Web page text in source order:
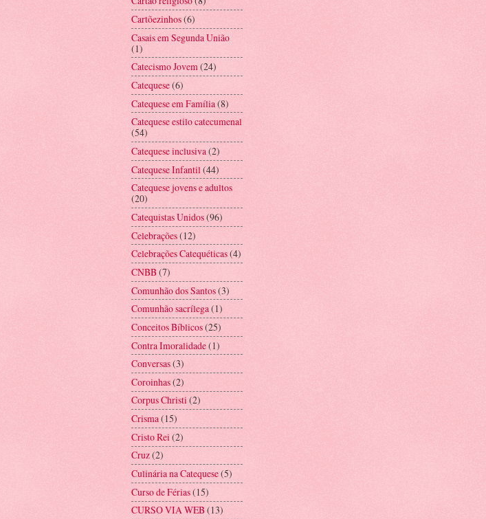
Cartõezinhos(6)
Casais em Segunda União
(1)
Catecismo Jovem(24)
Catequese(6)
Catequese em Família(8)
Catequese estilo catecumenal
(54)
Catequese inclusiva(2)
Catequese Infantil (44)
Catequese jovens e adultos
(20)
Catequistas Unidos(96)
Celebrações(12)
Celebrações Catequéticas(4)
CNBB(7)
Comunhão dos Santos(3)
Comunhão sacrílega(1)
Conceitos Bíblicos(25)
Contra Imoralidade(1)
Conversas(3)
Coroinhas(2)
Corpus Christi(2)
Crisma(15)
Cristo Rei (2)
Cruz(2)
Culinária na Catequese(5)
Curso de Férias(15)
CURSO VIA WEB(13)